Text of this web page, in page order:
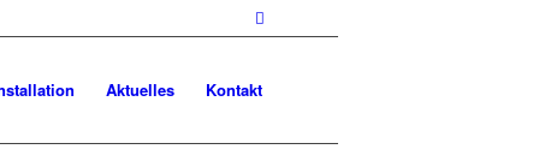
Aktuelles Kontakt